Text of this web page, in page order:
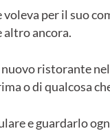
per il suo
altro ancora.
ristorante
o di qualcosa
e guardarlo